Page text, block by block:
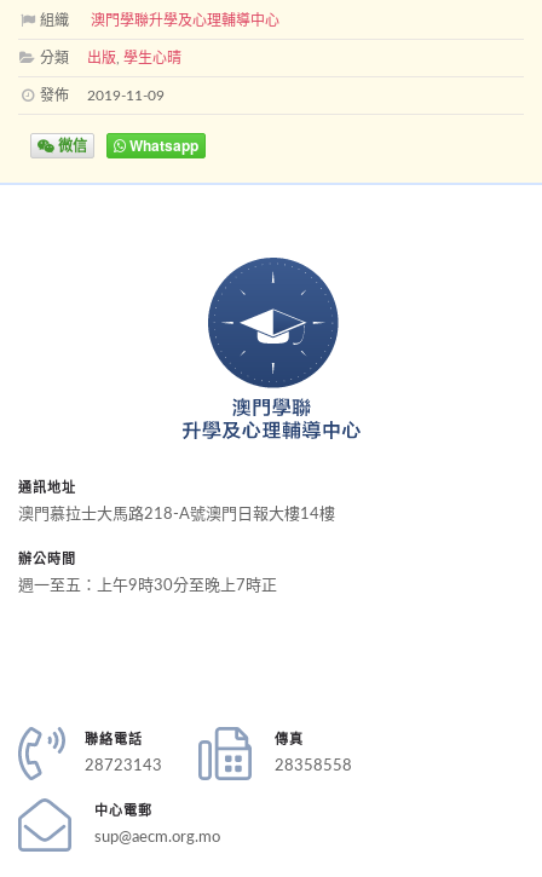
組織 澳門學聯升學及心理輔導中心
分類 出版 ,學生心晴
發佈 2019-11-09
微信 Whatsapp
聯絡電話
28723143
傳真
28358558
中心電郵
sup@aecm.org.mo
通訊地址
澳門慕拉士大馬路218-A號澳門日報大樓14樓
辦公時間
週一至五：上午9時30分至晚上7時正